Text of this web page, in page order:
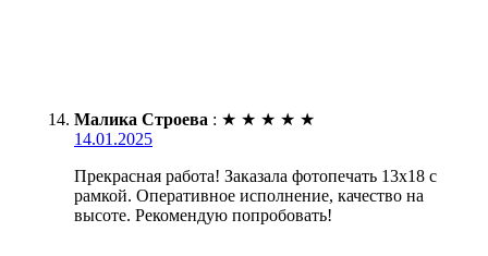
Малика Строева : ★ ★ ★ ★ ★
14.01.2025
Прекрасная работа! Заказала фотопечать 13х18 с
рамкой. Оперативное исполнение, качество на
высоте. Рекомендую попробовать!